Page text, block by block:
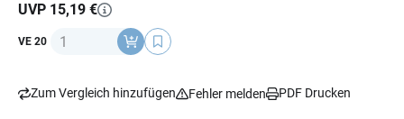
UVP 15,19 €
VE 20 Anzahl
Zum Vergleich hinzufügen Fehler melden PDF Drucken